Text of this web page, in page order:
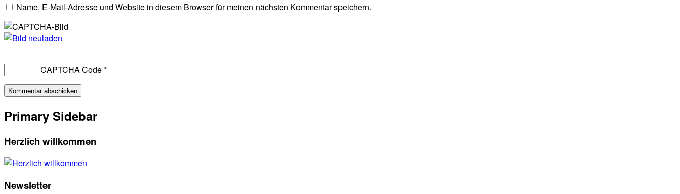
Name, E-Mail-Adresse und Website in diesem Browser für meinen nächsten Kommentar speichern.
CAPTCHA Code*
Primary Sidebar
Herzlich willkommen
Newsletter